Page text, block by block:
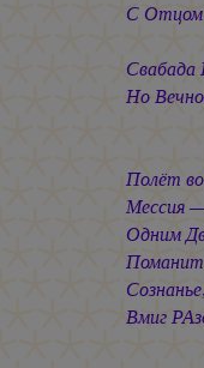
С Отцом
Но
Полёт
Мессия
Одним
Поманит
Вмиг